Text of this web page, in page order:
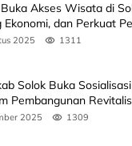
Akses Wisata di
Ekonomi, dan Perkuat
2025 1311
Solok Buka
Pembangunan
2025 1309